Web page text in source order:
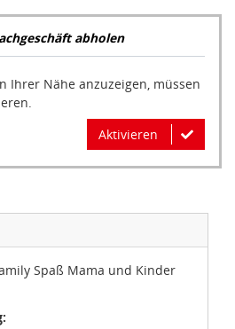
abholen
Ihrer Nähe anzuzeigen, müssen
Aktivieren
Spaß Mama und Kinder